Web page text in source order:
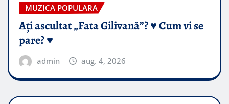
MUZICA POPULARA
Ați ascultat „Fata Gilivană”? ♥️ Cum vi se
pare? ♥️
admin aug. 4, 2026